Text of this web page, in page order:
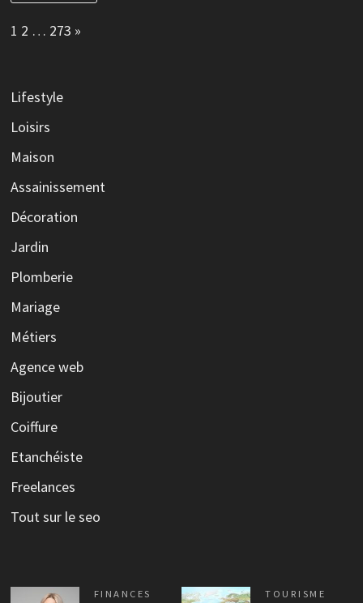
Page:
1 2 … 273 Next
»
Lifestyle
Loisirs
Maison
Assainissement
Décoration
Jardin
Plomberie
Mariage
Métiers
Agence web
Bijoutier
Coiffure
Etanchéiste
Freelances
Tout sur le seo
FINANCES TOURISME